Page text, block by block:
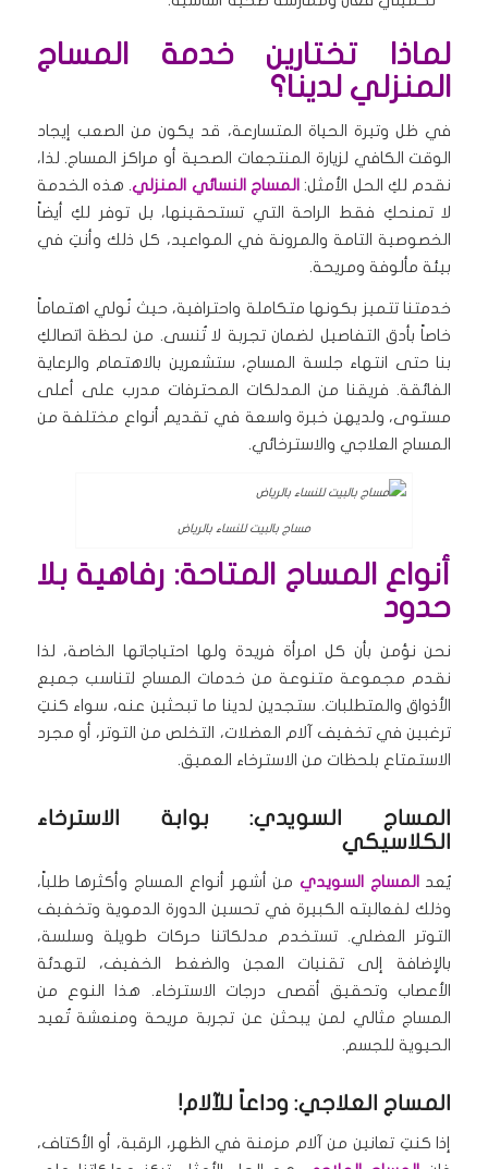
لماذا تختارين خدمة المساج
المنزلي لدينا؟
في ظل وتيرة الحياة المتسارعة، قد يكون من الصعب إيجاد
الوقت الكافي لزيارة المنتجعات الصحية أو مراكز المساج. لذا،
نقدم لكِ الحل الأمثل: المساج النسائي المنزلي. هذه الخدمة
لا تمنحكِ فقط الراحة التي تستحقينها، بل توفر لكِ أيضاً
الخصوصية التامة والمرونة في المواعيد، كل ذلك وأنتِ في
بيئة مألوفة ومريحة.
خدمتنا تتميز بكونها متكاملة واحترافية، حيث نُولي اهتماماً
خاصاً بأدق التفاصيل لضمان تجربة لا تُنسى. من لحظة اتصالكِ
بنا حتى انتهاء جلسة المساج، ستشعرين بالاهتمام والرعاية
الفائقة. فريقنا من المدلكات المحترفات مدرب على أعلى
مستوى، ولديهن خبرة واسعة في تقديم أنواع مختلفة من
المساج العلاجي والاسترخائي.
مساج بالبيت للنساء بالرياض
أنواع المساج المتاحة: رفاهية بلا
حدود
نحن نؤمن بأن كل امرأة فريدة ولها احتياجاتها الخاصة، لذا
نقدم مجموعة متنوعة من خدمات المساج لتناسب جميع
الأذواق والمتطلبات. ستجدين لدينا ما تبحثين عنه، سواء كنتِ
ترغبين في تخفيف آلام العضلات، التخلص من التوتر، أو مجرد
الاستمتاع بلحظات من الاسترخاء العميق.
المساج السويدي: بوابة الاسترخاء
الكلاسيكي
يُعد المساج السويدي من أشهر أنواع المساج وأكثرها طلباً،
وذلك لفعاليته الكبيرة في تحسين الدورة الدموية وتخفيف
التوتر العضلي. تستخدم مدلكاتنا حركات طويلة وسلسة،
بالإضافة إلى تقنيات العجن والضغط الخفيف، لتهدئة
الأعصاب وتحقيق أقصى درجات الاسترخاء. هذا النوع من
المساج مثالي لمن يبحثن عن تجربة مريحة ومنعشة تُعيد
الحيوية للجسم.
المساج العلاجي: وداعاً للآلام!
إذا كنتِ تعانين من آلام مزمنة في الظهر، الرقبة، أو الأكتاف،